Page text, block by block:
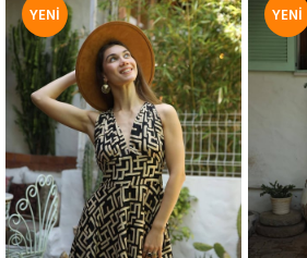
YENI
ÜRÜN
YENI
ÜRÜN